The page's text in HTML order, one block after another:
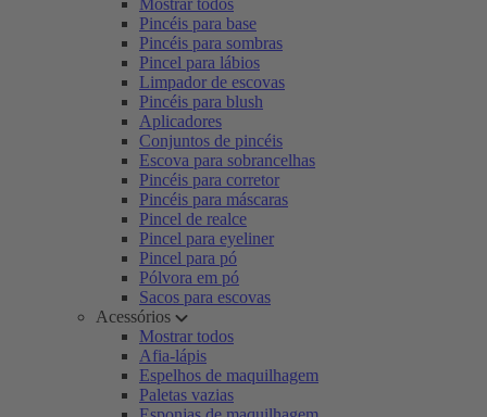
Mostrar todos
Pincéis para base
Pincéis para sombras
Pincel para lábios
Limpador de escovas
Pincéis para blush
Aplicadores
Conjuntos de pincéis
Escova para sobrancelhas
Pincéis para corretor
Pincéis para máscaras
Pincel de realce
Pincel para eyeliner
Pincel para pó
Pólvora em pó
Sacos para escovas
Acessórios
Mostrar todos
Afia-lápis
Espelhos de maquilhagem
Paletas vazias